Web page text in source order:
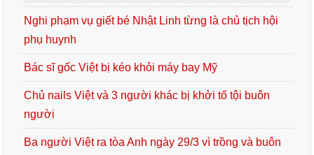
Nghi phạm vụ giết bé Nhật Linh từng là chủ tịch hội
phụ huynh
Bác sĩ gốc Việt bị kéo khỏi máy bay Mỹ
Chủ nails Việt và 3 người khác bị khởi tố tội buôn
người
Ba người Việt ra tòa Anh ngày 29/3 vì trồng và buôn